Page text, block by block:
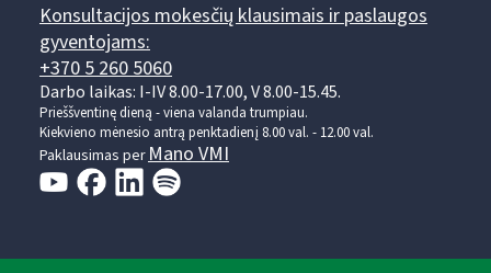
Konsultacijos mokesčių klausimais ir paslaugos
gyventojams:
+370 5 260 5060
Darbo laikas: I-IV 8.00-17.00, V 8.00-15.45.
Prieššventinę dieną - viena valanda trumpiau.
Kiekvieno mėnesio antrą penktadienį 8.00 val. - 12.00 val.
Paklausimas per Mano VMI